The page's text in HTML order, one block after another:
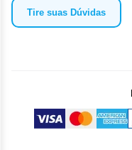
Tire suas Dúvidas